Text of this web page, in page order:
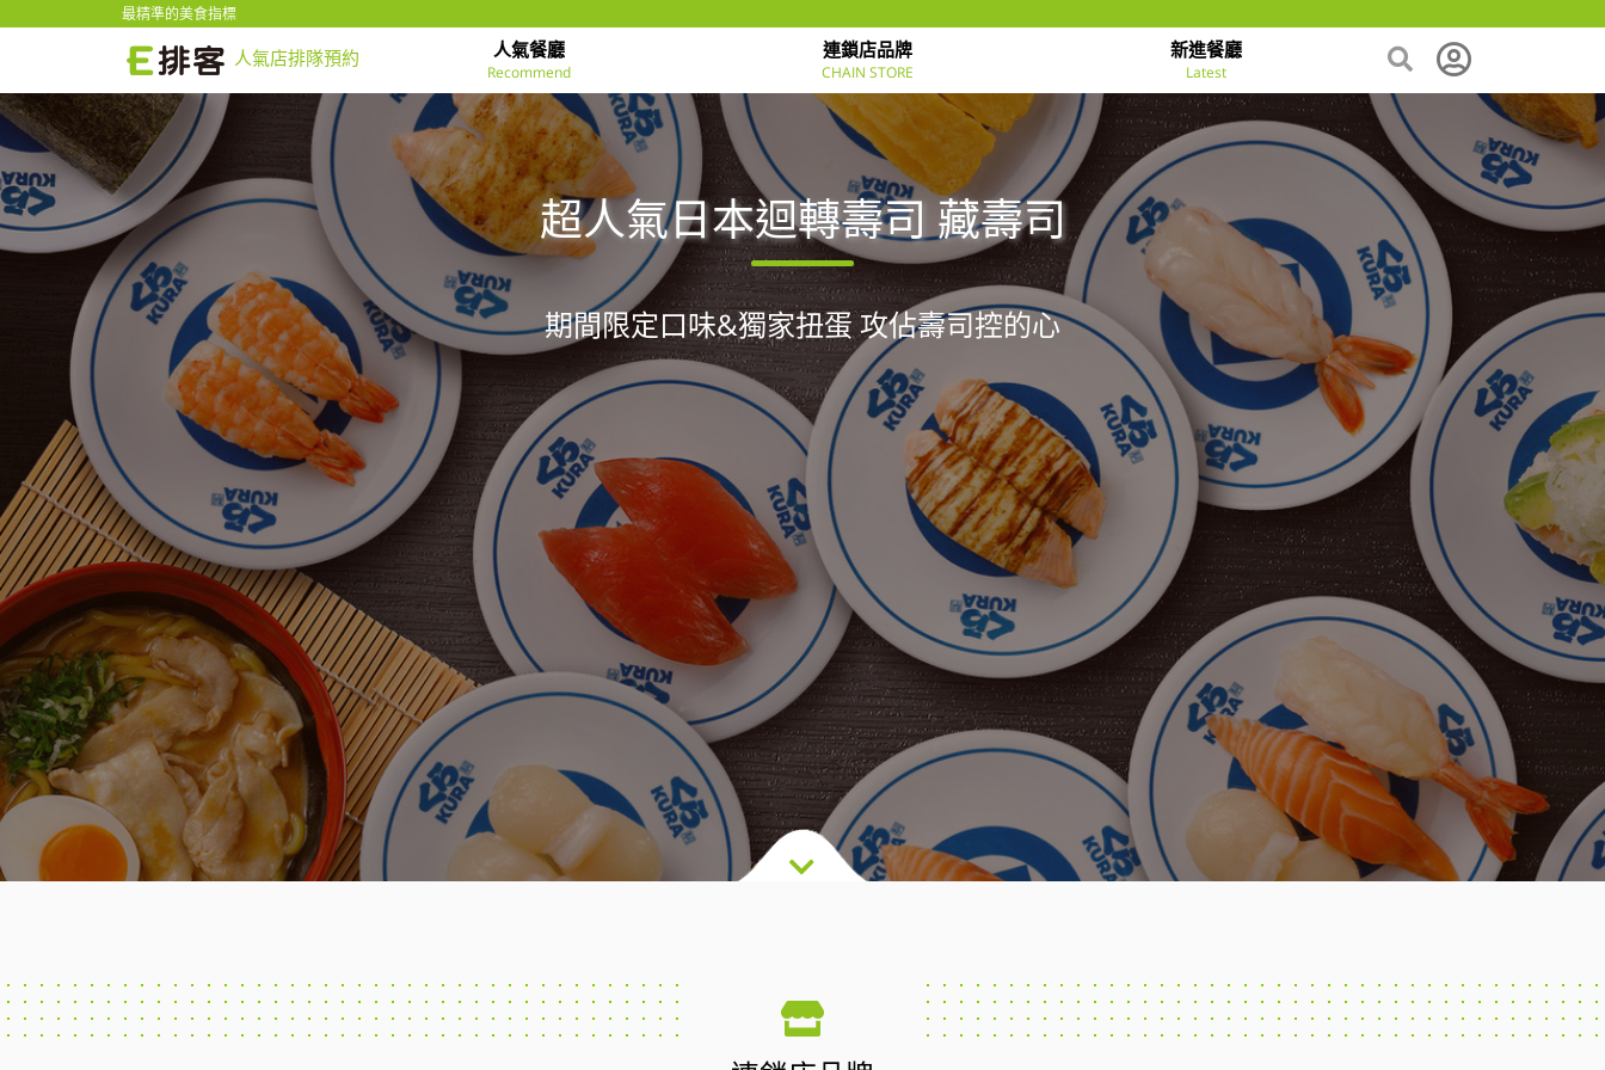
最精準的美食指標
人氣店排隊預約 人氣餐廳
Recommend
連鎖店品牌
CHAIN STORE
新進餐廳
Latest
超人氣日本迴轉壽司 藏壽司
期間限定口味&獨家扭蛋 攻佔壽司控的心